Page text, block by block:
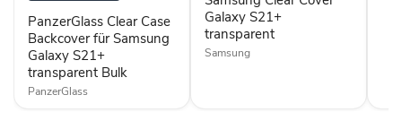
S21+
transparent
Bulk
PanzerGlass Clear Case
Backcover für Samsung
Galaxy S21+
transparent Bulk
PanzerGlass
Galaxy S21+
transparent
Samsung